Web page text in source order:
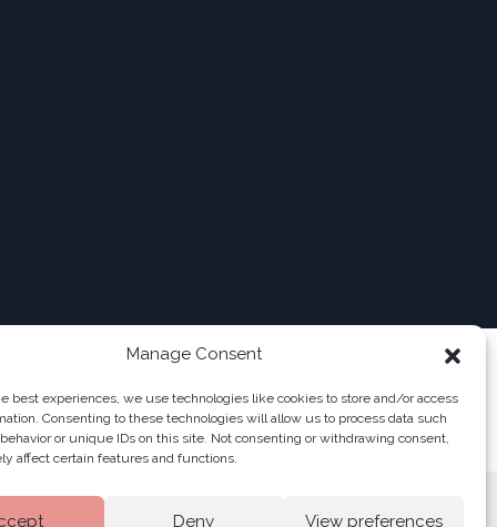
Manage Consent
best experiences, we use technologies like cookies to store and/or access
Consenting to these technologies will allow us to process data such
or unique IDs on this site. Not consenting or withdrawing consent,
affect certain features and functions.
Deny View preferences